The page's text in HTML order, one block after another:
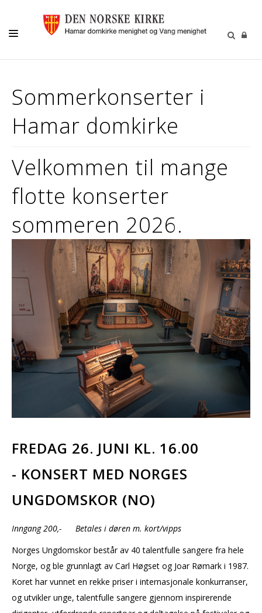
GRAVFERD/GRAVPLASS
KIRKELIGE HANDLINGER
BARN OG UNGE
Sommerkonserter i
Hamar domkirke
Velkommen til mange
flotte konserter
sommeren 2026.
FREDAG 26. JUNI KL. 16.00
- KONSERT MED NORGES
UNGDOMSKOR (NO)
Inngang 200,- Betales i døren m. kort/vipps
Norges Ungdomskor består av 40 talentfulle sangere fra hele
Norge, og ble grunnlagt av Carl Høgset og Joar Rømark i 1987.
Koret har vunnet en rekke priser i internasjonale konkurranser,
og utvikler unge, talentfulle sangere gjennom inspirerende